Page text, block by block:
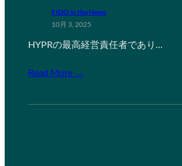
FIDO in the News
10月 3, 2025
HYPRの最高経営責任者であり…
Read More →